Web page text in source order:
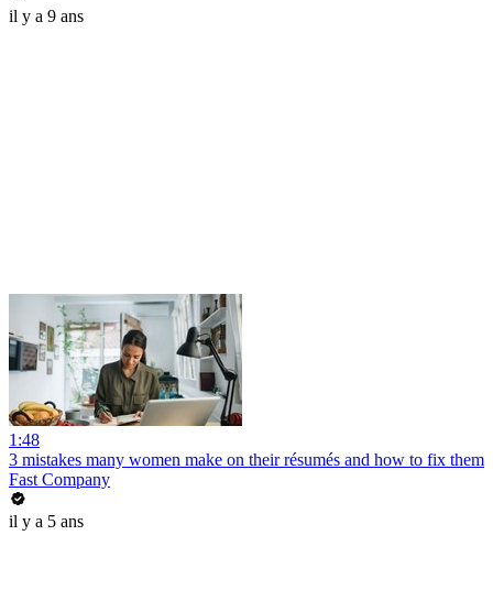
il y a 9 ans
1:48
3 mistakes many women make on their résumés and how to fix them
Fast Company
il y a 5 ans